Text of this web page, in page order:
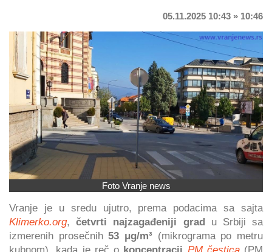
05.11.2025 10:43 » 10:46
Foto Vranje news
Vranje je u sredu ujutro, prema podacima sa sajta
Klimerko.org,četvrti najzagađeniji gradu Srbiji sa
izmerenih prosečnih53 μg/m³ (mikrograma po metru
kubnom), kada je reč o koncentracij PM čestica(PM